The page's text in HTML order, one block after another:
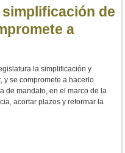
de
a
la simplificación y
y se compromete a hacerlo
de mandato, en el marco de la
acortar plazos y reformar la